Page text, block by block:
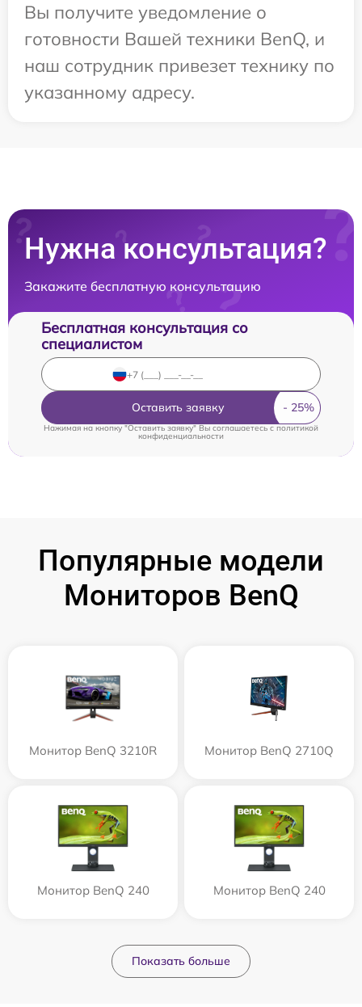
Вы получите уведомление о
готовности Вашей техники BenQ, и
наш сотрудник привезет технику по
указанному адресу.
Нужна консультация?
Закажите бесплатную консультацию
Бесплатная консультация со
специалистом
Оставить заявку
Нажимая на кнопку "Оставить заявку" Вы соглашаетесь c политикой
конфиденциальности
Популярные модели
Мониторов BenQ
Монитор BenQ 3210R Монитор BenQ 2710Q
Монитор BenQ 240 Монитор BenQ 240
Показать больше